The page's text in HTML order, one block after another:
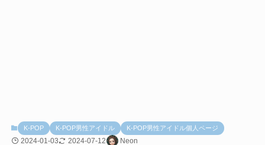
K-POP K-POP男性アイドル K-POP男性アイドル個人ページ
2024-01-03 2024-07-12 Neon